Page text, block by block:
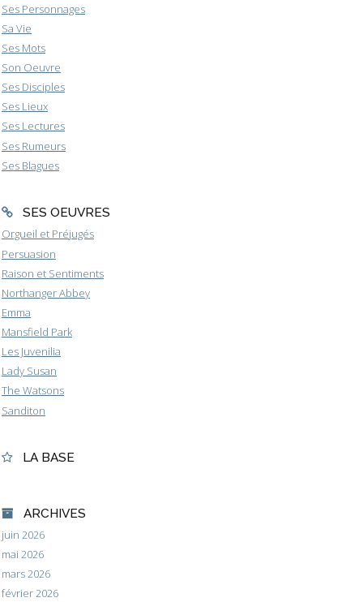
Ses Personnages
Sa Vie
Ses Mots
Son Oeuvre
Ses Disciples
Ses Lieux
Ses Lectures
Ses Rumeurs
Ses Blagues
SES OEUVRES
Orgueil et Préjugés
Persuasion
Raison et Sentiments
Northanger Abbey
Emma
Mansfield Park
Les Juvenilia
Lady Susan
The Watsons
Sanditon
LA BASE
ARCHIVES
juin 2026
mai 2026
mars 2026
février 2026